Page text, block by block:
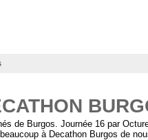
de Burgos. Journée 16 par
à Decathon Burgos de